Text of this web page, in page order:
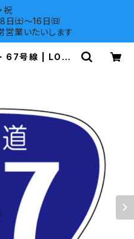
祝
日㈯～16日㈰
営業いたいします
67号線 | LOVE